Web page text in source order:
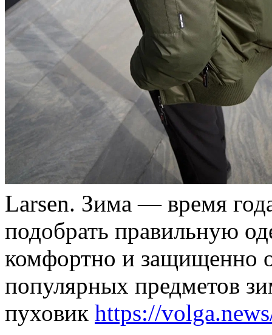
Larsen. Зимa — врeмя
подобрать правильную
комфортно и защищенно
популярных предметов
пуховик https://